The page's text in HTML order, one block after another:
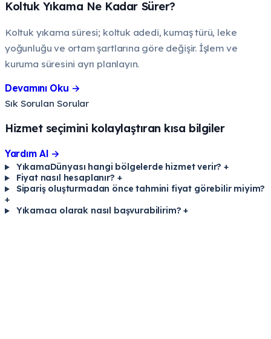
Koltuk Yıkama Ne Kadar Sürer?
Koltuk yıkama süresi; koltuk adedi, kumaş türü, leke
yoğunluğu ve ortam şartlarına göre değişir. İşlem ve
kuruma süresini ayrı planlayın.
Devamını Oku →
Sık Sorulan Sorular
Hizmet seçimini kolaylaştıran kısa bilgiler
Yardım Al →
YıkamaDünyası hangi bölgelerde hizmet verir? +
Fiyat nasıl hesaplanır? +
Sipariş oluşturmadan önce tahmini fiyat görebilir miyim?
+
Yıkamacı olarak nasıl başvurabilirim? +